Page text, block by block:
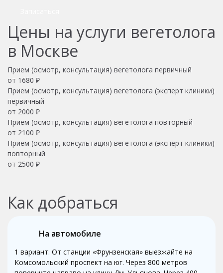
Цены на услуги вегетолога
в Москве
Прием (осмотр, консультация) вегетолога первичный
от 1680 ₽
Прием (осмотр, консультация) вегетолога (эксперт клиники)
первичный
от 2000 ₽
Прием (осмотр, консультация) вегетолога повторный
от 2100 ₽
Прием (осмотр, консультация) вегетолога (эксперт клиники)
повторный
от 2500 ₽
Как добраться
На автомобиле
1 вариант: От станции «Фрунзенская» выезжайте на
Комсомольский проспект на юг. Через 800 метров